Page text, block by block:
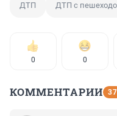
ДТП ДТП с
0 0
КОММЕНТАРИИ 37